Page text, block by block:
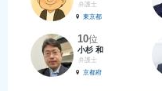
弁護士
東京都
10位
小杉 和
弁護士
京都府